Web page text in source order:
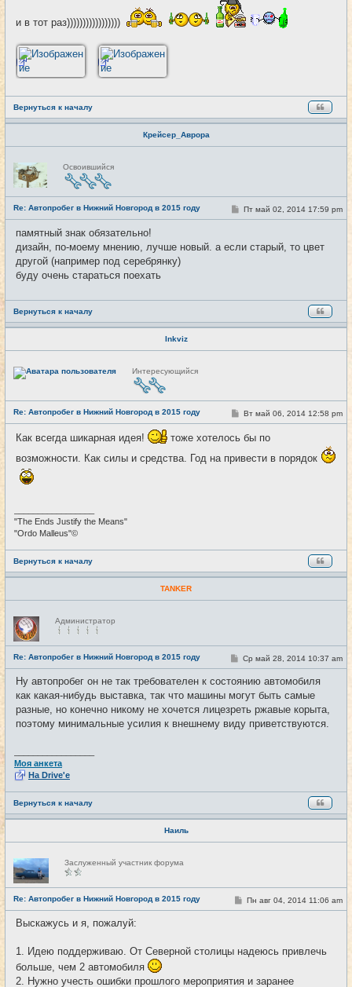
н
и
и в тот раз)))))))))))))))))
Вернуться к началу
Крейсер_Аврора
Н
е
в
с
е
т
и
Освоившийся
Re: Автопробег в Нижний Новгород в 2015 году #5
С
о
щ
Пт май 02, 2014 17:59 pm
памятный знак обязательно!
дизайн, по-моему мнению, лучше новый. а если старый, то цвет
другой (например под серебрянку)
буду очень стараться поехать
Вернуться к началу
Inkviz
Н
е
е
т
и
Интересующийся
Re: Автопробег в Нижний Новгород в 2015 году #6
С
о
б
е
Вт май 06, 2014 12:58 pm
Как всегда шикарная идея!
тоже хотелось бы по
возможности. Как силы и средства. Год на привести в порядок
"The Ends Justify the Means"
"Ordo Malleus"©
Вернуться к началу
TANKER
Н
е
в
с
е
т
и
Администратор
Re: Автопробег в Нижний Новгород в 2015 году #7
С
о
б
щ
н
и
Ср май 28, 2014 10:37 am
Ну автопробег он не так требователен к состоянию автомобиля
как какая-нибудь выставка, так что машины могут быть самые
разные, но конечно никому не хочется лицезреть ржавые корыта,
поэтому минимальные усилия к внешнему виду приветствуются.
Моя анкета
На Drive'e
Вернуться к началу
Наиль
Н
е
в
с
е
т
и
Заслуженный участник форума
Re: Автопробег в Нижний Новгород в 2015 году #8
С
о
н
Пн авг 04, 2014 11:06 am
Выскажусь и я, пожалуй:
1. Идею поддерживаю. От Северной столицы надеюсь привлечь
больше, чем 2 автомобиля
2. Нужно учесть ошибки прошлого мероприятия и заранее